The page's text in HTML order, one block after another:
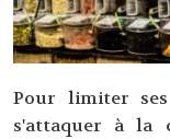
Pour limiter
s'attaquer à la